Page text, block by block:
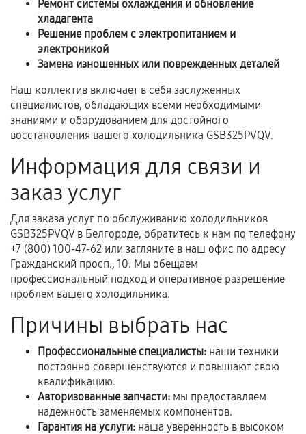
срока.
Программные сбои, если это не указано в
отдельных условиях.
Если комплектующие куплены
самостоятельно
сохраняться полностью или частично, если
соблюдены следующие условия:
Предоставленные детали подходят по
техническим параметрам и не имеют внешних
дефектов.
Установка была выполнена нашим сервисным
центром.
При этом гарантия на сами комплектующие
продавца. За качество сторонних деталей
сервисный центр ответственности не несет.
Ремонт системы охлаждения и обновление
хладагента
Решение проблем с электропитанием и
электроникой
Замена изношенных или поврежденных деталей
Наш коллектив включает в себя заслуженных
специалистов, обладающих всеми необходимыми
знаниями и оборудованием для достойного
восстановления вашего холодильника GSB325PVQV.
Информация для связи и
заказ услуг
Для заказа услуг по обслуживанию холодильников
GSB325PVQV в Белгороде, обратитесь к нам по телефону
+7 (800) 100-47-62 или загляните в наш офис по адресу
Гражданский просп., 10. Мы обещаем
профессиональный подход и оперативное разрешение
проблем вашего холодильника.
Причины выбрать нас
Профессиональные специалисты: наши техники
постоянно совершенствуются и повышают свою
квалификацию.
Авторизованные запчасти: мы предоставляем
надежность заменяемых компонентов.
Гарантия на услуги: наша уверенность в высоком